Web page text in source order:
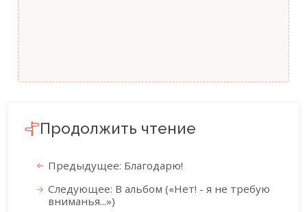
Продолжить чтение
Предыдущее: Благодарю!
Следующее: В альбом («Нет! - я не требую
вниманья...»)